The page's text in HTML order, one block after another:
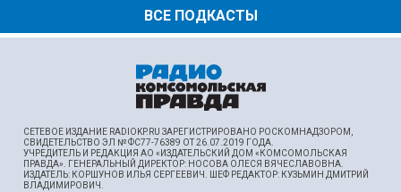
ВСЕ ПОДКАСТЫ
СЕТЕВОЕ ИЗДАНИЕ RADIOKP.RU ЗАРЕГИСТРИРОВАНО РОСКОМНАДЗОРОМ,
СВИДЕТЕЛЬСТВО ЭЛ № ФС77-76389 ОТ 26.07.2019 ГОДА.
УЧРЕДИТЕЛЬ И РЕДАКЦИЯ АО «ИЗДАТЕЛЬСКИЙ ДОМ «КОМСОМОЛЬСКАЯ
ПРАВДА». ГЕНЕРАЛЬНЫЙ ДИРЕКТОР: НОСОВА ОЛЕСЯ ВЯЧЕСЛАВОВНА.
ИЗДАТЕЛЬ: КОРШУНОВ ИЛЬЯ СЕРГЕЕВИЧ. ШEФ РЕДАКТОР: КУЗЬМИН ДМИТРИЙ
ВЛАДИМИРОВИЧ.